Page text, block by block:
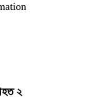
২